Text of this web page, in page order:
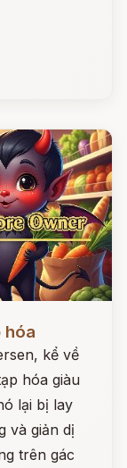
hóa
kể về
hóa giàu
lại bị lay
và giản dị
trên gác